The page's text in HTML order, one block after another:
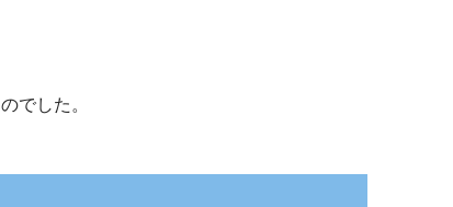
でした。